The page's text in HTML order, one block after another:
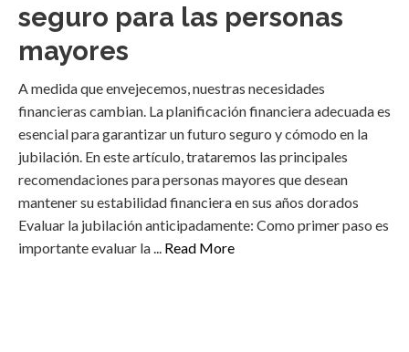
seguro para las personas
mayores
A medida que envejecemos, nuestras necesidades
financieras cambian. La planificación financiera adecuada es
esencial para garantizar un futuro seguro y cómodo en la
jubilación. En este artículo, trataremos las principales
recomendaciones para personas mayores que desean
mantener su estabilidad financiera en sus años dorados
Evaluar la jubilación anticipadamente: Como primer paso es
importante evaluar la ... Read More